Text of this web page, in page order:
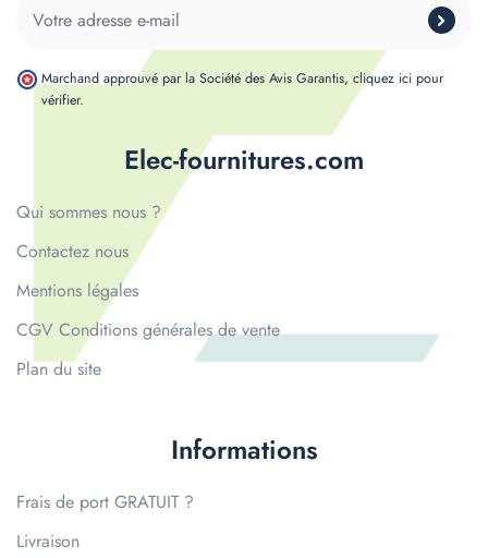
Elec-fournitures.com
Qui sommes nous ?
Contactez nous
Mentions légales
CGV Conditions générales de vente
Plan du site
Informations
Frais de port GRATUIT ?
Livraison
Marchand approuvé par la Société des Avis Garantis, cliquez ici pour
vérifier.